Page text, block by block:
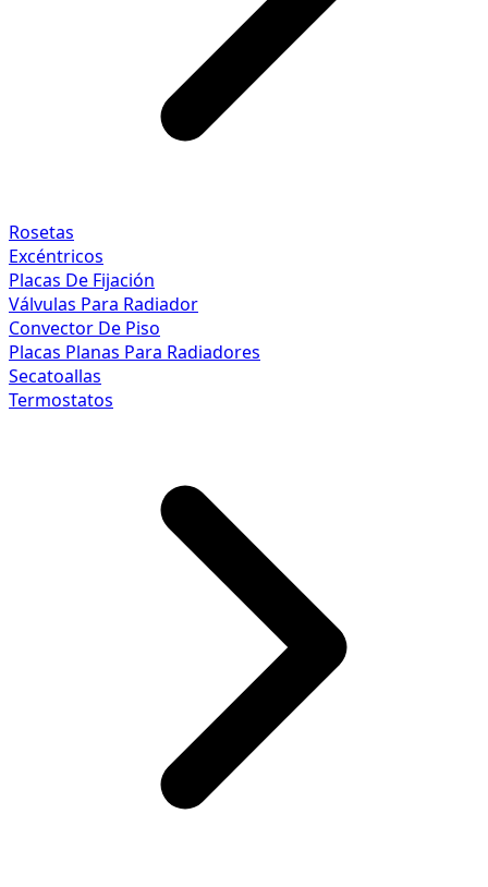
Rosetas
Excéntricos
Placas De Fijación
Válvulas Para Radiador
Convector De Piso
Placas Planas Para Radiadores
Secatoallas
Termostatos